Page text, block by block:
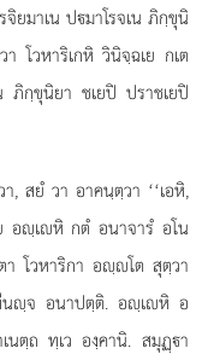
ยมาเน ปมาโรจเน ภิกฺขุนิ
วหาริเกหิ วินิจฺฉเย กเต
กฺขุนิยา ชเยปิ ปราชเยปิ
สยํ วา อาคนฺตฺวา ‘‘เอหิ,
อฺเหิ กตํ อนาจารํ อโน
าโวหาริกา อฺโต สุตฺวา
นฺจ อนาปตฺติ. อฺเหิ อ
ตฺถ ทฺเว องฺคานิ. สมุฏฺา